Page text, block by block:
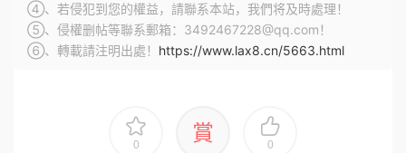
④、若侵犯到您的權益，請聯系本站，我們将及時處理！
⑤、侵權删帖等聯系郵箱：3492467228@qq.com！
⑥、轉載請注明出處！ https://www.lax8.cn/5663.html
0 賞 0